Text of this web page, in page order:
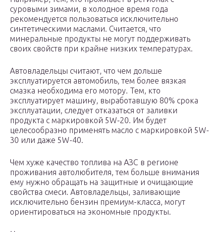
суровыми зимами, в холодное время года
рекомендуется пользоваться исключительно
синтетическими маслами. Считается, что
минеральные продукты не могут поддерживать
своих свойств при крайне низких температурах.
Автовладельцы считают, что чем дольше
эксплуатируется автомобиль, тем более вязкая
смазка необходима его мотору. Тем, кто
эксплуатирует машину, выработавшую 80% срока
эксплуатации, следует отказаться от заливки
продукта с маркировкой 5W-20. Им будет
целесообразно применять масло с маркировкой 5W-
30 или даже 5W-40.
Чем хуже качество топлива на АЗС в регионе
проживания автолюбителя, тем больше внимания
ему нужно обращать на защитные и очищающие
свойства смеси. Автовладельцы, заливающие
исключительно бензин премиум-класса, могут
ориентироваться на экономные продукты.